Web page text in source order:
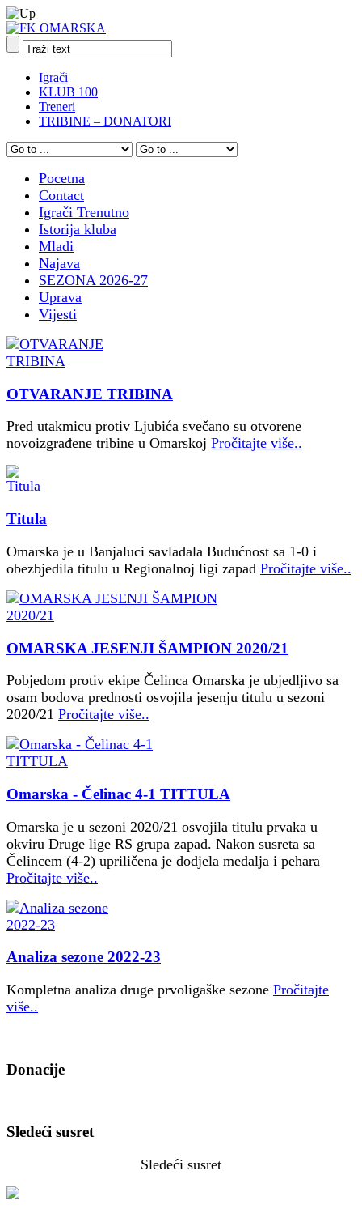
Igrači
KLUB 100
Treneri
TRIBINE – DONATORI
Pocetna
Contact
Igrači Trenutno
Istorija kluba
Mladi
Najava
SEZONA 2026-27
Uprava
Vijesti
OTVARANJE TRIBINA
Pred utakmicu protiv Ljubića svečano su otvorene
novoizgrađene tribine u Omarskoj Pročitajte više..
Titula
Omarska je u Banjaluci savladala Budućnost sa 1-0 i
obezbjedila titulu u Regionalnoj ligi zapad Pročitajte više..
OMARSKA JESENJI ŠAMPION 2020/21
Pobjedom protiv ekipe Čelinca Omarska je ubjedljivo sa
osam bodova prednosti osvojila jesenju titulu u sezoni
2020/21 Pročitajte više..
Omarska - Čelinac 4-1 TITTULA
Omarska je u sezoni 2020/21 osvojila titulu prvaka u
okviru Druge lige RS grupa zapad. Nakon susreta sa
Čelincem (4-2) upriličena je dodjela medalja i pehara
Pročitajte više..
Analiza sezone 2022-23
Kompletna analiza druge prvoligaške sezone Pročitajte
više..
Donacije
Sledeći susret
Sledeći susret